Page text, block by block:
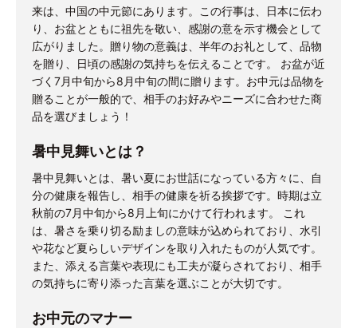
来は、中国の中元節にあります。この行事は、日本に伝わ
り、お盆とともに祖先を敬い、感謝の意を示す機会として
広がりました。贈り物の意義は、半年のお礼として、品物
を贈り、日頃の感謝の気持ちを伝えることです。 お盆が近
づく7月中旬から8月中旬の間に贈ります。お中元は品物を
贈ることが一般的で、相手のお好みやニーズに合わせた商
品を選びましょう！
暑中見舞いとは？
暑中見舞いとは、暑い夏にお世話になっている方々に、自
分の健康を報告し、相手の健康を祈る挨拶です。時期は立
秋前の7月中旬から8月上旬にかけて行われます。 これ
は、暑さを乗り切る励ましの意味が込められており、水引
や花など夏らしいデザインを取り入れたものが人気です。
また、添える言葉や表現にも工夫が凝らされており、相手
の気持ちに寄り添った言葉を選ぶことが大切です。
お中元のマナー